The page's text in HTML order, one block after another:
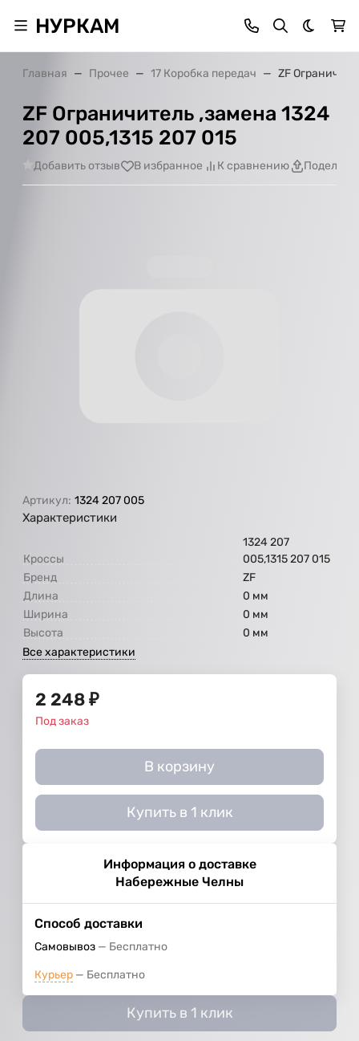
НУРКАМ Темная
Главная Прочее 17 Коробка передач ZF
ZF Ограничитель ,замена 1324
207 005,1315 207 015
Добавить отзыв В избранное К сравнению
Артикул: 1324 207 005
Характеристики
Кроссы
1324 207
005,1315 207 015
Бренд
ZF
Длина
0 мм
Ширина
0 мм
Высота
0 мм
Все характеристики
2 248 ₽
Под заказ
В корзину
Купить в 1 клик
Информация о доставке
Набережные Челны
Способ доставки
Самовывоз Бесплатно
Курьер Бесплатно
Купить в 1 клик